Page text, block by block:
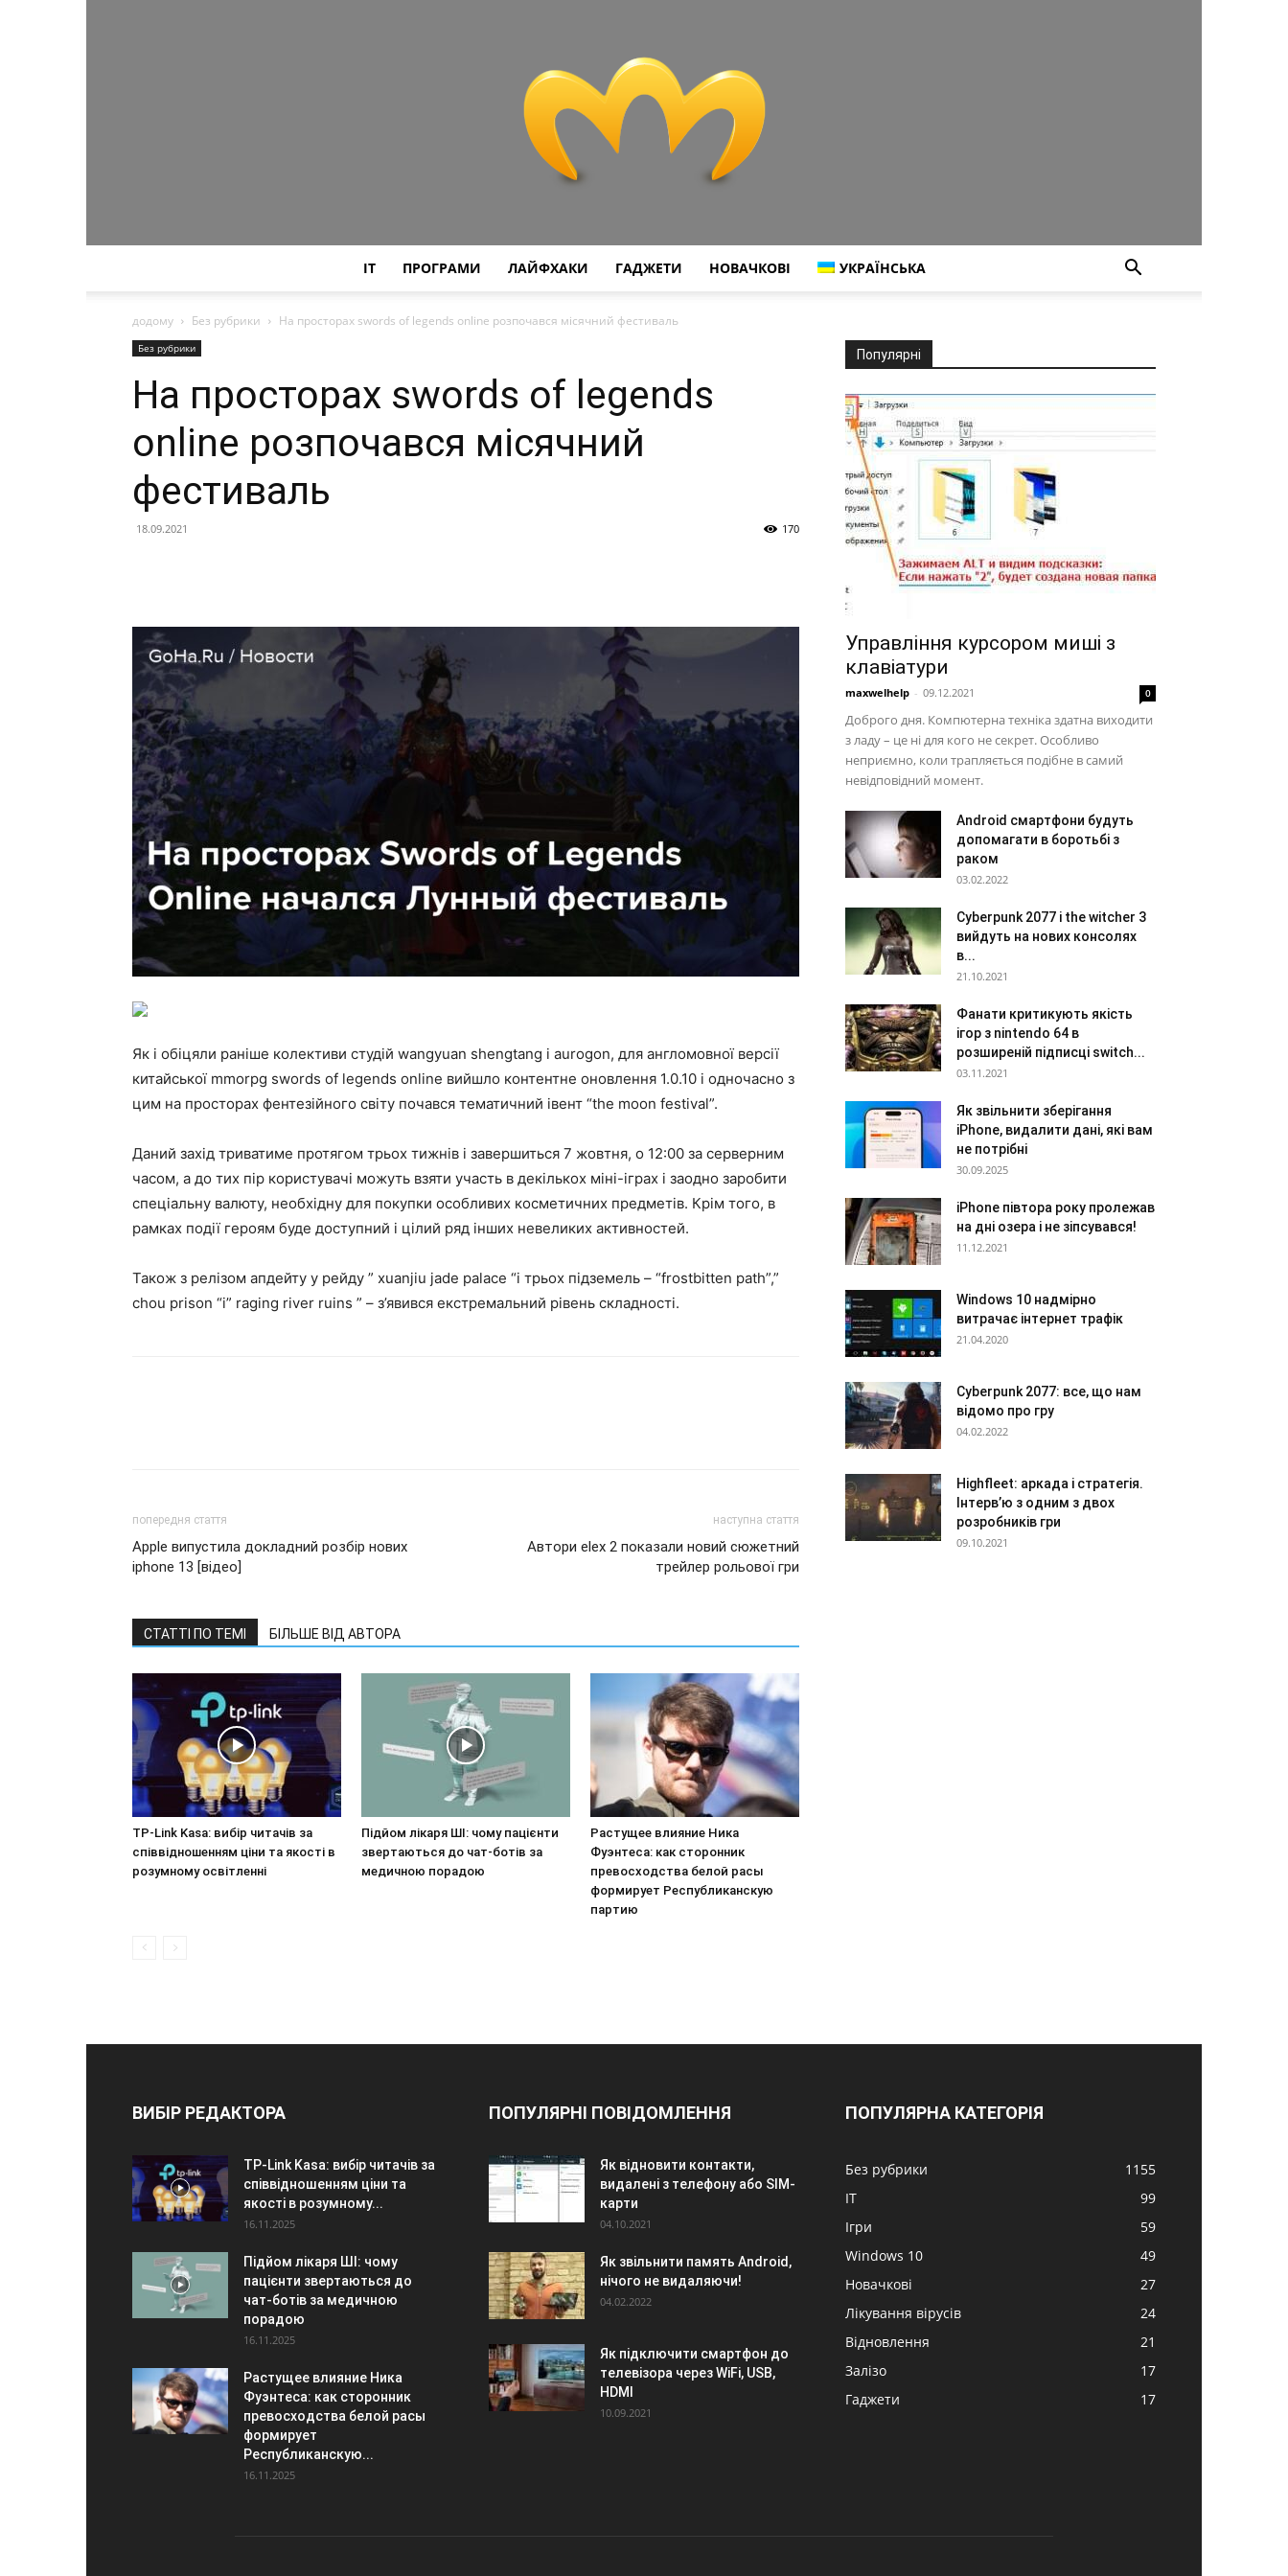
IT ПРОГРАМИ ЛАЙФХАКИ ГАДЖЕТИ НОВАЧКОВІ УКРАЇНСЬКА
додому Без рубрики На просторах swords of legends online розпочався місячний фестиваль
Без рубрики
На просторах swords of legends
online розпочався місячний
фестиваль
18.09.2021 170
Як і обіцяли раніше колективи студій wangyuan shengtang і aurogon, для англомовної версії
китайської mmorpg swords of legends online вийшло контентне оновлення 1.0.10 і одночасно з
цим на просторах фентезійного світу почався тематичний івент “the moon festival”.
Даний захід триватиме протягом трьох тижнів і завершиться 7 жовтня, о 12:00 за серверним
часом, а до тих пір користувачі можуть взяти участь в декількох міні-іграх і заодно заробити
спеціальну валюту, необхідну для покупки особливих косметичних предметів. Крім того, в
рамках події героям буде доступний і цілий ряд інших невеликих активностей.
Також з релізом апдейту у рейду ” xuanjiu jade palace “і трьох підземель – “frostbitten path”,”
chou prison “і” raging river ruins ” – з’явився екстремальний рівень складності.
попередня стаття
Apple випустила докладний розбір нових
iphone 13 [відео]
наступна стаття
Автори elex 2 показали новий сюжетний
трейлер рольової гри
СТАТТІ ПО ТЕМІ БІЛЬШЕ ВІД АВТОРА
TP-Link Kasa: вибір читачів за
співвідношенням ціни та якості в
розумному освітленні
Підйом лікаря ШІ: чому пацієнти
звертаються до чат-ботів за
медичною порадою
Растущее влияние Ника
Фуэнтеса: как сторонник
превосходства белой расы
формирует Республиканскую
партию
Популярні
Управління курсором миші з
клавіатури
maxwelhelp - 09.12.2021 0
Доброго дня. Компютерна техніка здатна виходити
з ладу – це ні для кого не секрет. Особливо
неприємно, коли трапляється подібне в самий
невідповідний момент.
Android смартфони будуть
допомагати в боротьбі з
раком
03.02.2022
Cyberpunk 2077 і the witcher 3
вийдуть на нових консолях
в...
21.10.2021
Фанати критикують якість
ігор з nintendo 64 в
розширеній підписці switch...
03.11.2021
Як звільнити зберігання
iPhone, видалити дані, які вам
не потрібні
30.09.2025
iPhone півтора року пролежав
на дні озера і не зіпсувався!
11.12.2021
Windows 10 надмірно
витрачає інтернет трафік
21.04.2020
Cyberpunk 2077: все, що нам
відомо про гру
04.02.2022
Highfleet: аркада і стратегія.
Інтерв’ю з одним з двох
розробників гри
09.10.2021
ВИБІР РЕДАКТОРА
TP-Link Kasa: вибір читачів за
співвідношенням ціни та
якості в розумному...
16.11.2025
Підйом лікаря ШІ: чому
пацієнти звертаються до
чат-ботів за медичною
порадою
16.11.2025
Растущее влияние Ника
Фуэнтеса: как сторонник
превосходства белой расы
формирует
Республиканскую...
16.11.2025
ПОПУЛЯРНІ ПОВІДОМЛЕННЯ
Як відновити контакти,
видалені з телефону або SIM-
карти
04.10.2021
Як звільнити память Android,
нічого не видаляючи!
04.02.2022
Як підключити смартфон до
телевізора через WiFi, USB,
HDMI
10.09.2021
ПОПУЛЯРНА КАТЕГОРІЯ
Без рубрики
1155
IT
99
Ігри
59
Windows 10
49
Новачкові
27
Лікування вірусів
24
Відновлення
21
Залізо
17
Гаджети
17